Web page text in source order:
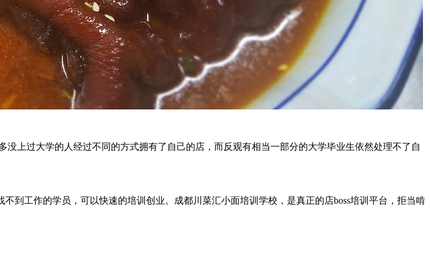
上过大学的人经过不同的方式拥有了自己的店，而反观有相当一部分的大学毕业生依然处理不了自
到工作的学员，可以快速的培训创业。成都川菜汇小面培训学校，是真正的店boss培训平台，拒当啃